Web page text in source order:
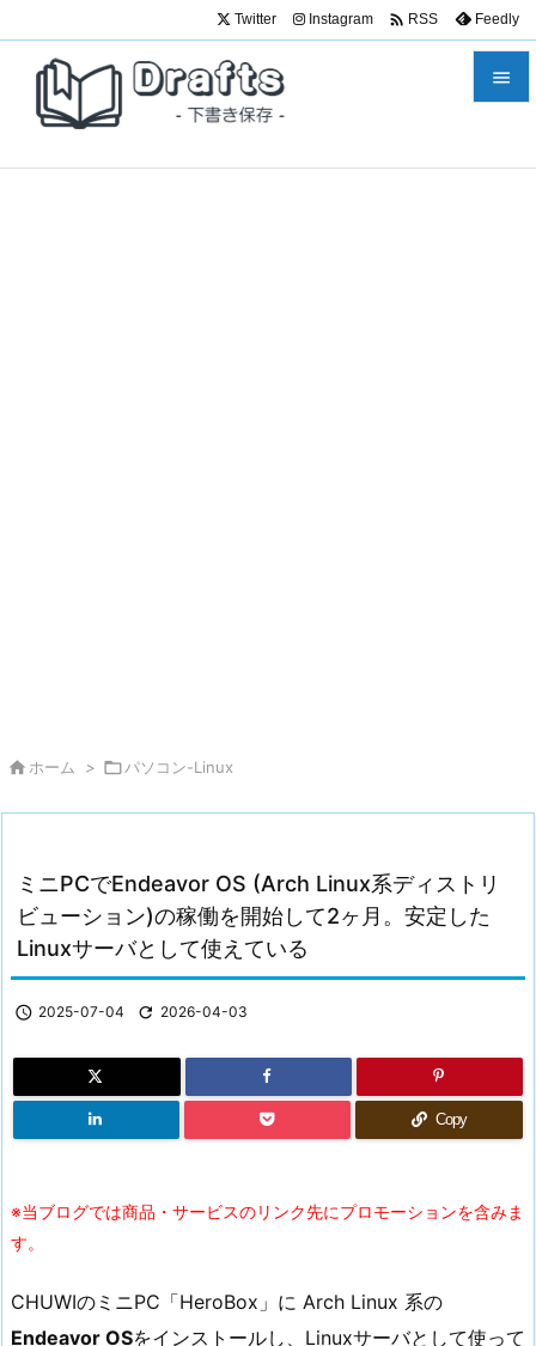

Twitter Instagram  RSS Feedly
 ホーム > パソコン-Linux
ミニPCでEndeavor OS (Arch Linux系ディストリ
ビューション)の稼働を開始して2ヶ月。安定した
Linuxサーバとして使えている
 2025-07-04  2026-04-03
Copy
※当ブログでは商品・サービスのリンク先にプロモーションを含みま
す。
CHUWIのミニPC「HeroBox」に Arch Linux 系の
Endeavor OSをインストールし、Linuxサーバとして使って